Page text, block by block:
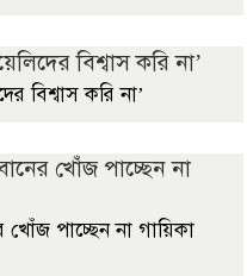
বিশ্বাস করি না’
পাচ্ছেন না গায়িকা